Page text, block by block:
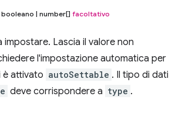
| number[] facoltativo
impostare. Lascia il valore non
l'impostazione automatica per
è attivato autoSettable . Il tipo di dati
deve corrispondere a type .